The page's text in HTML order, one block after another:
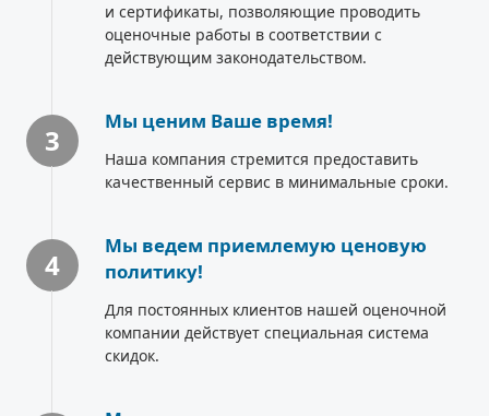
и сертификаты, позволяющие проводить
оценочные работы в соответствии с
действующим законодательством.
3
Мы ценим Ваше время!
Наша компания стремится предоставить
качественный сервис в минимальные сроки.
4
Мы ведем приемлемую ценовую
политику!
Для постоянных клиентов нашей оценочной
компании действует специальная система
скидок.